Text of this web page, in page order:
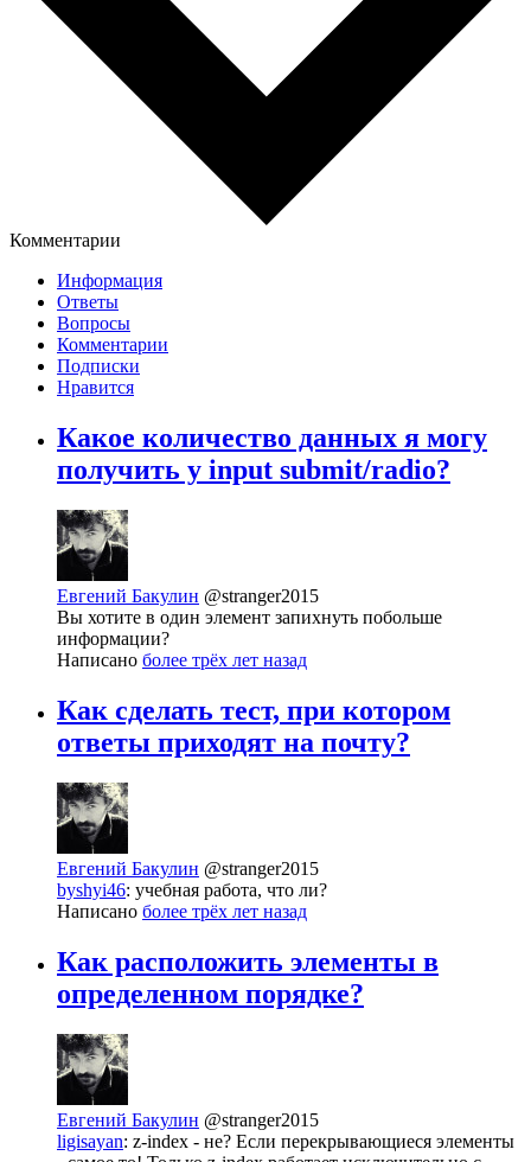
Комментарии
Информация
Ответы
Вопросы
Комментарии
Подписки
Нравится
Какое количество данных я могу
получить у input submit/radio?
Евгений Бакулин @stranger2015
Вы хотите в один элемент запихнуть побольше
информации?
Написано более трёх лет назад
Как сделать тест, при котором
ответы приходят на почту?
Евгений Бакулин @stranger2015
byshyi46: учебная работа, что ли?
Написано более трёх лет назад
Как расположить элементы в
определенном порядке?
Евгений Бакулин @stranger2015
ligisayan: z-index - не? Если перекрывающиеся элементы